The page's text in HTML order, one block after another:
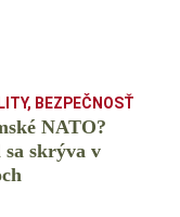
, BEZPEČNOSŤ
NATO?
sa skrýva v